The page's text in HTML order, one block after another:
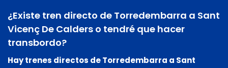
¿Existe tren directo de Torredembarra a Sant
Vicenç De Calders o tendré que hacer
transbordo?
Hay trenes directos de Torredembarra a Sant